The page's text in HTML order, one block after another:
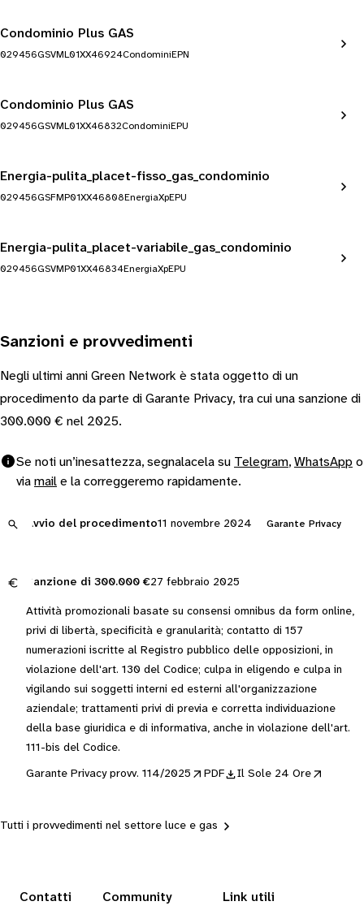
Condominio Plus GAS
029456GSVML01XX46924CondominiEPN
Condominio Plus GAS
029456GSVML01XX46832CondominiEPU
Energia-pulita_placet-fisso_gas_condominio
029456GSFMP01XX46808EnergiaXpEPU
Energia-pulita_placet-variabile_gas_condominio
029456GSVMP01XX46834EnergiaXpEPU
Sanzioni e provvedimenti
Negli ultimi anni Green Network è stata oggetto di un
procedimento da parte di Garante Privacy, tra cui una sanzione di
300.000 € nel 2025.
Se noti un’inesattezza, segnalacela su Telegram, WhatsApp o
via mail e la correggeremo rapidamente.
Avvio del procedimento11 novembre 2024 Garante Privacy
Sanzione di 300.000 €27 febbraio 2025
Attività promozionali basate su consensi omnibus da form online,
privi di libertà, specificità e granularità; contatto di 157
numerazioni iscritte al Registro pubblico delle opposizioni, in
violazione dell'art. 130 del Codice; culpa in eligendo e culpa in
vigilando sui soggetti interni ed esterni all'organizzazione
aziendale; trattamenti privi di previa e corretta individuazione
della base giuridica e di informativa, anche in violazione dell'art.
111-bis del Codice.
Garante Privacy provv. 114/2025 PDF Il Sole 24 Ore
Tutti i provvedimenti nel settore luce e gas
Contatti Community Link utili